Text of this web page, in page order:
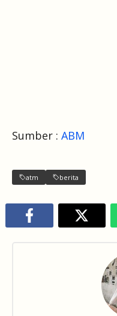
Sumber : ABM
atm berita